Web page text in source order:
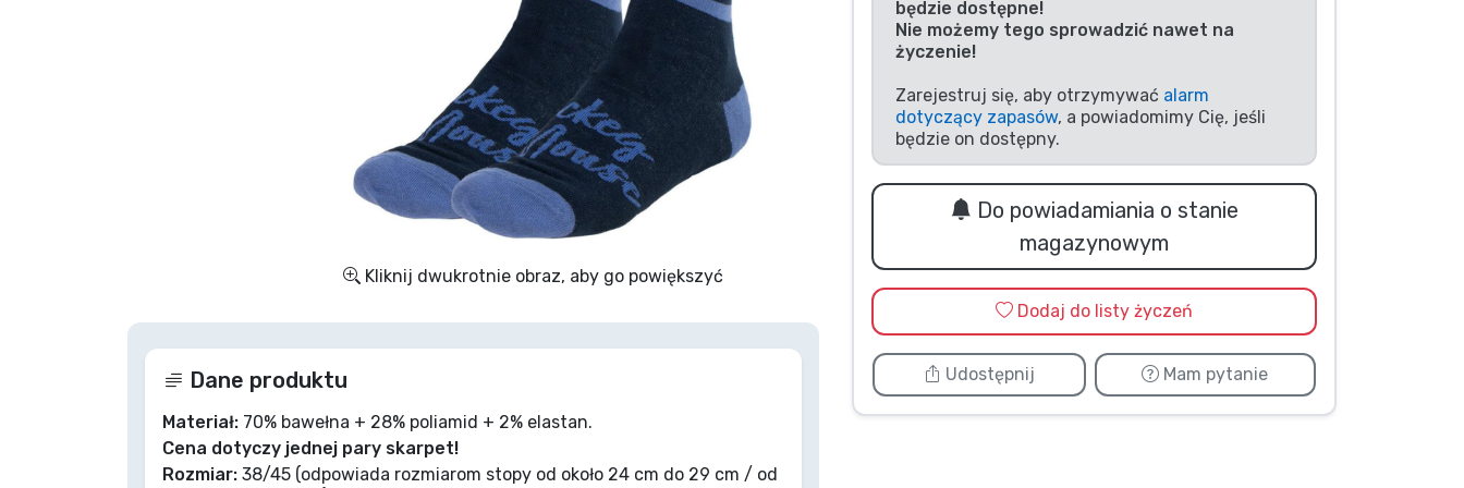
Kliknij dwukrotnie obraz, aby go powiększyć
będzie dostępne!
Nie możemy tego sprowadzić nawet na
życzenie!
Zarejestruj się, aby otrzymywać alarm
dotyczący zapasów, a powiadomimy Cię, jeśli
będzie on dostępny.
Do powiadamiania o stanie
magazynowym
Dodaj do listy życzeń
Udostępnij Mam pytanie
Dane produktu
Materiał: 70% bawełna + 28% poliamid + 2% elastan.
Cena dotyczy jednej pary skarpet!
Rozmiar: 38/45 (odpowiada rozmiarom stopy od około 24 cm do 29 cm / od
Rzeczy sportowe
Typy produktów